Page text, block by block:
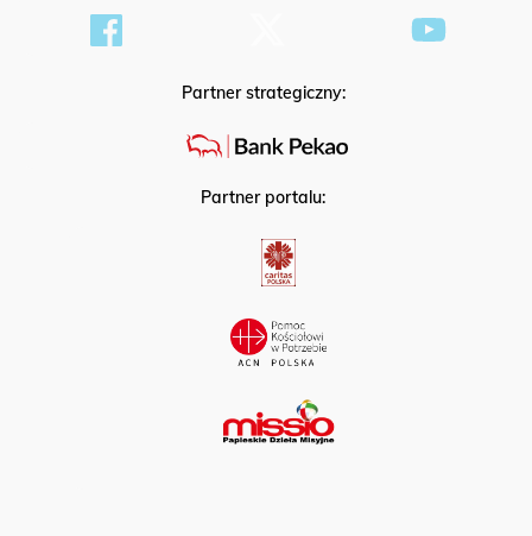
Partner strategiczny:
Partner portalu: